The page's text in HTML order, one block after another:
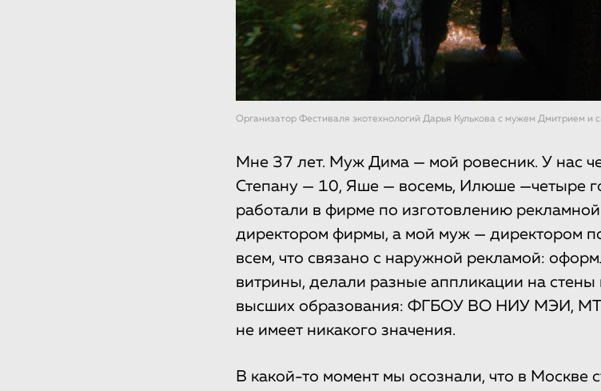
Организатор Фестиваля экотехнологий Дарья Кулькова с мужем Дмитрием и
Мне 37 лет. Муж Дима — мой ровесник. У нас
Степану — 10, Яше — восемь, Илюше —четыре
работали в фирме по изготовлению
директором фирмы, а мой муж — директором
всем, что связано с наружной рекламой:
витрины, делали разные аппликации на стены
высших образования: ФГБОУ ВО НИУ МЭИ,
не имеет никакого значения.
В какой-то момент мы осознали, что в Москве